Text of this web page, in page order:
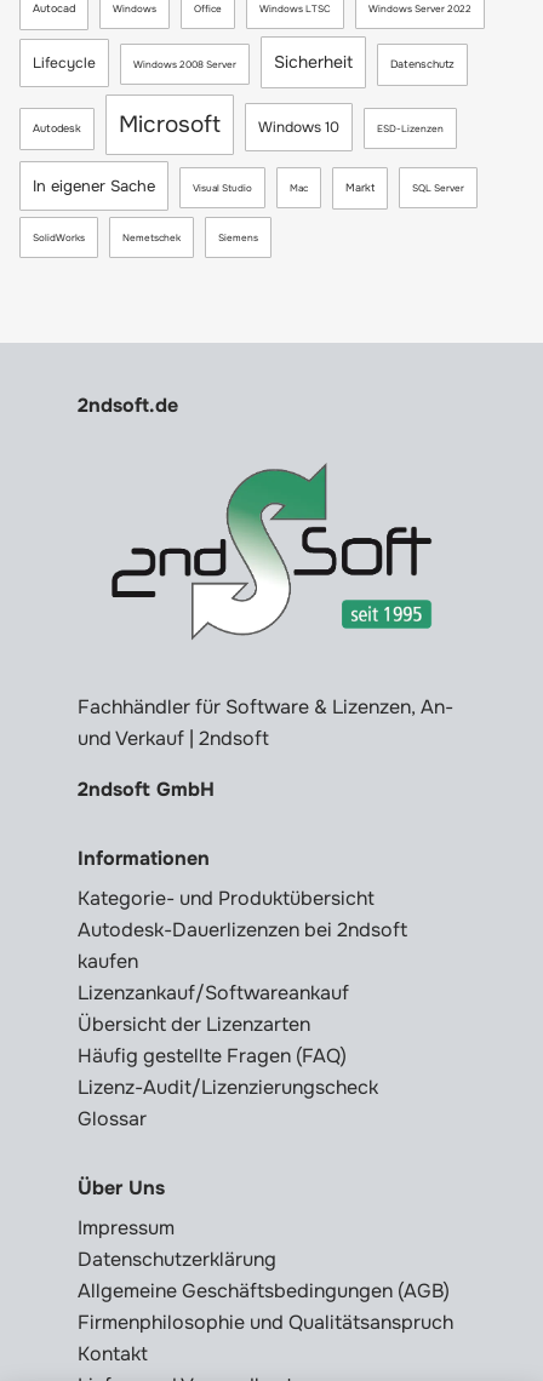
Autocad Windows Office Windows LTSC Windows Server 2022
Lifecycle Windows 2008 Server Sicherheit Datenschutz
Autodesk Microsoft Windows 10 ESD-Lizenzen
In eigener Sache Visual Studio Mac Markt SQL Server
SolidWorks Nemetschek Siemens
2ndsoft.de
Fachhändler für Software & Lizenzen, An-
und Verkauf | 2ndsoft
2ndsoft GmbH
Informationen
Kategorie- und Produktübersicht
Autodesk-Dauerlizenzen bei 2ndsoft
kaufen
Lizenzankauf/Softwareankauf
Übersicht der Lizenzarten
Häufig gestellte Fragen (FAQ)
Lizenz-Audit/Lizenzierungscheck
Glossar
Über Uns
Impressum
Datenschutzerklärung
Allgemeine Geschäftsbedingungen (AGB)
Firmenphilosophie und Qualitätsanspruch
Kontakt